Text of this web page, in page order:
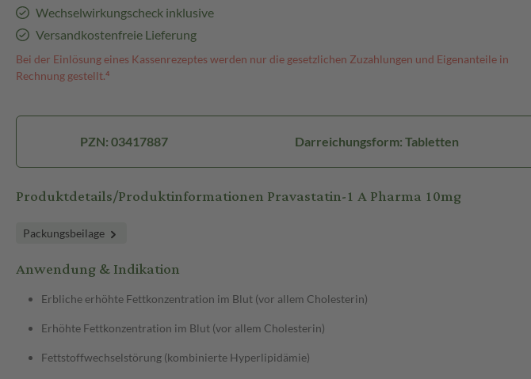
Wechselwirkungscheck inklusive
Versandkostenfreie Lieferung
Bei der Einlösung eines Kassenrezeptes werden nur die gesetzlichen Zuzahlungen und Eigenanteile in
Rechnung gestellt.⁴
PZN: 03417887 Darreichungsform: Tabletten
Produktdetails/Produktinformationen Pravastatin-1 A Pharma 10mg
Packungsbeilage
Anwendung & Indikation
Erbliche erhöhte Fettkonzentration im Blut (vor allem Cholesterin)
Erhöhte Fettkonzentration im Blut (vor allem Cholesterin)
Fettstoffwechselstörung (kombinierte Hyperlipidämie)